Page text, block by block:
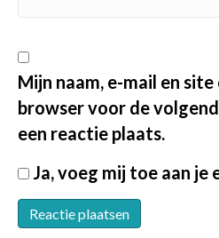
Mijn naam, e-mail en
browser voor de
een reactie plaats.
Ja, voeg mij toe aan je